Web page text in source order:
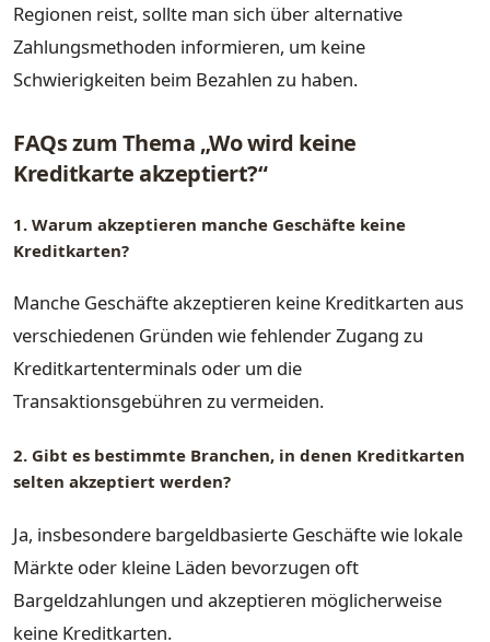
Regionen reist, sollte man sich über alternative
Zahlungsmethoden informieren, um keine
Schwierigkeiten beim Bezahlen zu haben.
FAQs zum Thema „Wo wird keine
Kreditkarte akzeptiert?“
1. Warum akzeptieren manche Geschäfte keine
Kreditkarten?
Manche Geschäfte akzeptieren keine Kreditkarten aus
verschiedenen Gründen wie fehlender Zugang zu
Kreditkartenterminals oder um die
Transaktionsgebühren zu vermeiden.
2. Gibt es bestimmte Branchen, in denen Kreditkarten
selten akzeptiert werden?
Ja, insbesondere bargeldbasierte Geschäfte wie lokale
Märkte oder kleine Läden bevorzugen oft
Bargeldzahlungen und akzeptieren möglicherweise
keine Kreditkarten.